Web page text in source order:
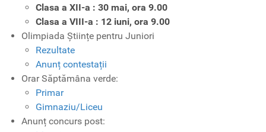
Clasa a XII-a : 30 mai, ora 9.00
Clasa a VIII-a : 12 iuni, ora 9.00
Olimpiada Științe pentru Juniori
Rezultate
Anunț contestații
Orar Săptămâna verde:
Primar
Gimnaziu/Liceu
Anunț concurs post: